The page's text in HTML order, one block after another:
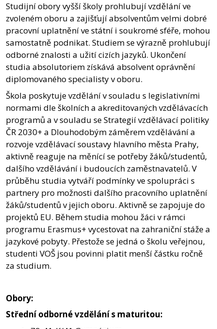
Studijní obory vyšší školy prohlubují vzdělání ve
zvoleném oboru a zajišťují absolventům velmi dobré
pracovní uplatnění ve státní i soukromé sféře, mohou
samostatně podnikat. Studiem se výrazně prohlubují
odborné znalosti a užití cizích jazyků. Ukončení
studia absolutoriem získává absolvent oprávnění
diplomovaného specialisty v oboru.
Škola poskytuje vzdělání v souladu s legislativními
normami dle školních a akreditovaných vzdělávacích
programů a v souladu se Strategií vzdělávací politiky
ČR 2030+ a Dlouhodobým záměrem vzdělávání a
rozvoje vzdělávací soustavy hlavního města Prahy,
aktivně reaguje na měnící se potřeby žáků/studentů,
dalšího vzdělávání i budoucích zaměstnavatelů. V
průběhu studia vytváří podmínky ve spolupráci s
partnery pro možnosti dalšího pracovního uplatnění
žáků/studentů v jejich oboru. Aktivně se zapojuje do
projektů EU. Během studia mohou žáci v rámci
programu Erasmus+ vycestovat na zahraniční stáže a
jazykové pobyty. Přestože se jedná o školu veřejnou,
studenti VOŠ jsou povinni platit menší částku ročně
za studium.
Obory:
Střední odborné vzdělání s maturitou: